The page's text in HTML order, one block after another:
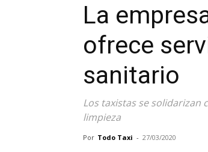
La
ofrece
sanitario
Los taxistas se solidarizan
limpieza
Por Todo Taxi - 27/03/2020